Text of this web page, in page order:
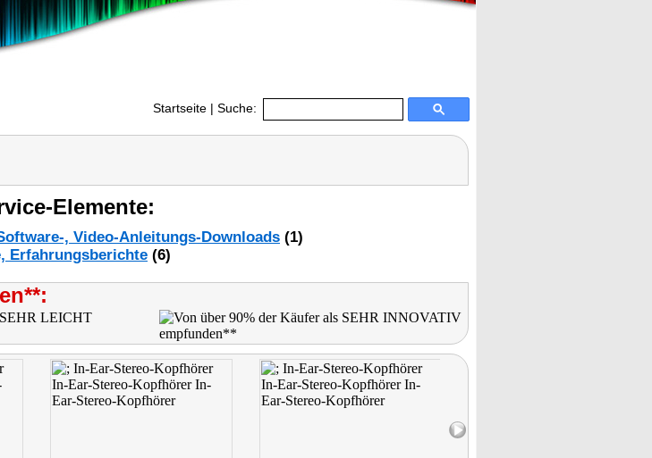
Startseite | Suche:
Elemente:
, Video-Anleitungs-Downloads (1)
Erfahrungsberichte (6)